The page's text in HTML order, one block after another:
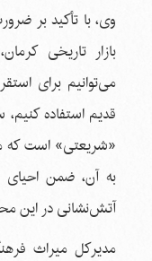
وی، با تأکید بر
بازار تاریخی
می‌توانیم برای
«شریعتی» است که
به آن، ضمن احیای
آتش‌نشانی در این
مدیرکل میراث